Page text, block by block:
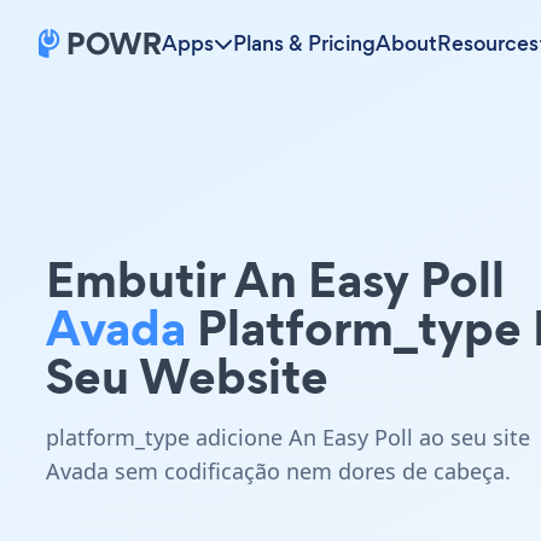
Apps Plans & PricingAboutResources
Embutir An Easy Poll
Avada Platform_type
Seu Website
platform_type adicione An Easy Poll ao seu site
Avada sem codificação nem dores de cabeça.